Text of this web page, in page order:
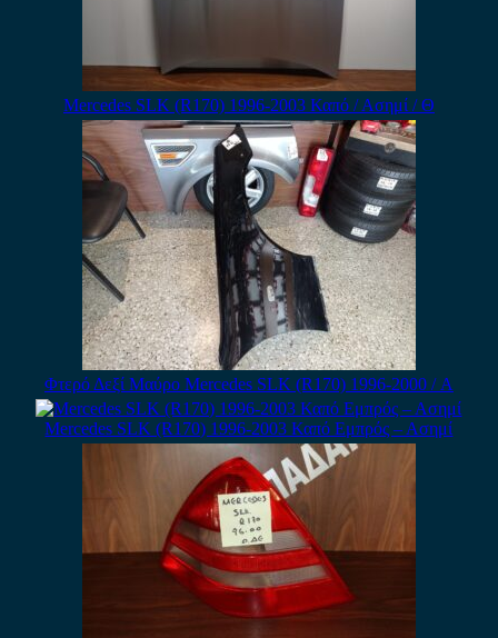
Mercedes SLK (R170) 1996-2003 Καπό / Ασημί / Θ
Φτερό Δεξί Μαύρο Mercedes SLK (R170) 1996-2000 / Α
Mercedes SLK (R170) 1996-2003 Καπό Εμπρός – Ασημί